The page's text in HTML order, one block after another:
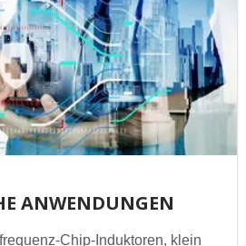
ANWENDUNGEN
Chip-Induktoren, klein